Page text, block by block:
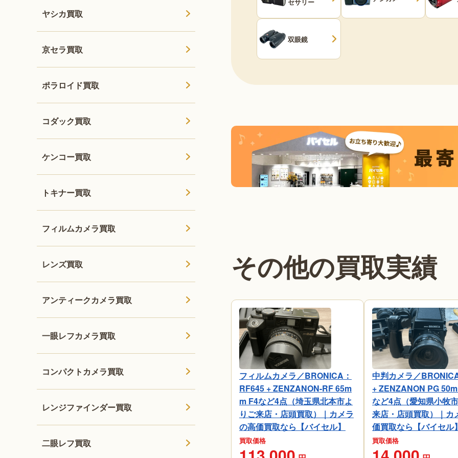
双眼鏡
その他の買取実績
フィルムカメラ／BRONICA：
RF645 + ZENZANON-RF 65m
m F4など4点（埼玉県北本市よ
りご来店・店頭買取）｜カメラ
の高価買取なら【バイセル】
買取価格
中判カメラ／
+ ZENZANON PG
など4点（愛知県小牧
来店・店頭買取）｜カ
価買取なら【バイセル
買取価格
ヤシカ買取
京セラ買取
ポラロイド買取
コダック買取
ケンコー買取
トキナー買取
フィルムカメラ買取
レンズ買取
アンティークカメラ買取
一眼レフカメラ買取
コンパクトカメラ買取
レンジファインダー買取
二眼レフ買取